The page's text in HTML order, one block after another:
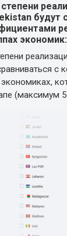
будут
экономик:
с
(максимум